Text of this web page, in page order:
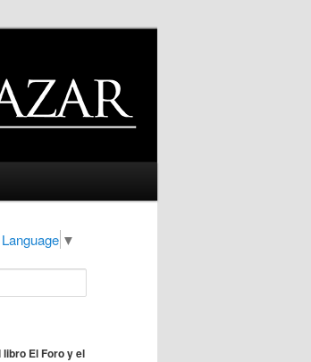
▼
El Foro y el